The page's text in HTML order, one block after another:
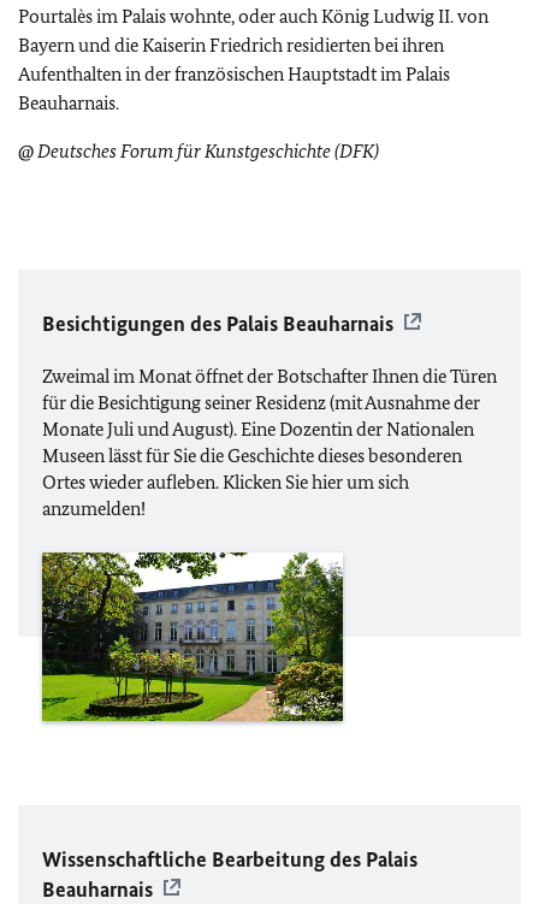
Pourtalèsim Palais wohnte, oder auch König Ludwig II. von
Bayern und die Kaiserin Friedrich residierten bei ihren
Aufenthalten in der französischen Hauptstadt imPalais
Beauharnais.
@ Deutsches Forum für Kunstgeschichte (DFK)
Besichtigungen des Palais Beauharnais
Zweimal im Monat öffnet der Botschafter Ihnen die Türen
für die Besichtigung seiner Residenz (mit Ausnahme der
Monate Juli und August). Eine Dozentin der Nationalen
Museen lässt für Sie die Geschichte dieses besonderen
Ortes wieder aufleben. Klicken Sie hier um sich
anzumelden!
Wissenschaftliche Bearbeitung des Palais
Beauharnais